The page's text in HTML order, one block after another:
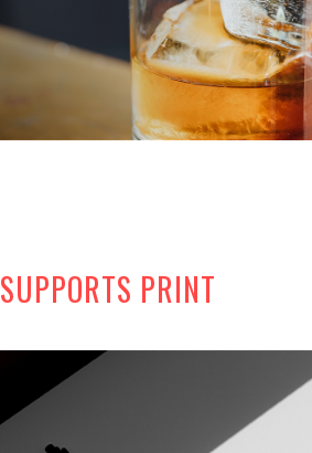
SUPPORTS PRINT